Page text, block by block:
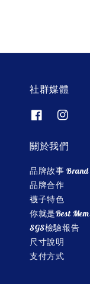
社群媒體
關於我們
品牌故事
品牌合作
襪子特色
你就是Best
SGS檢驗報告
尺寸說明
支付方式